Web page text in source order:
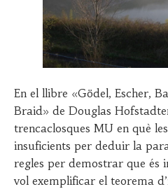
En el llibre «Gödel, Escher,
Braid» de Douglas
trencaclosques MU en què
insuficients per deduir la
regles per demostrar que és
vol exemplificar el teorema